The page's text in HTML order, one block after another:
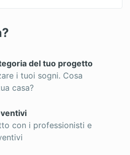
del tuo progetto
i tuoi sogni. Cosa
casa?
con i professionisti e